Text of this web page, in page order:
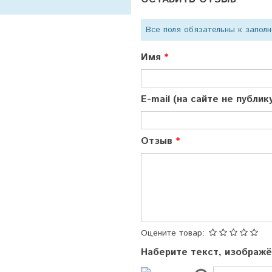
Все поля обязательны к
Имя
E-mail (на сайте не
Отзыв
Оцените товар:
Наберите текст,